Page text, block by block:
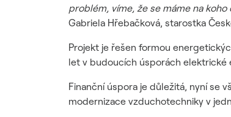
problém, víme, že se máme na
Gabriela Hřebačková, starostka
Projekt je řešen formou
let v budoucích úsporách elektrické
Finanční úspora je důležitá, nyní se
modernizace vzduchotechniky v